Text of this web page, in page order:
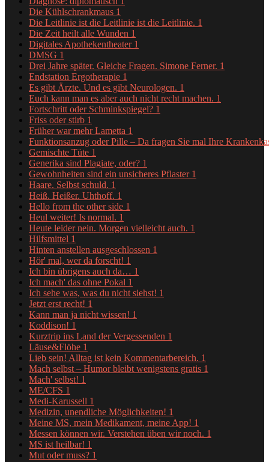
Die Kühlschrankmaus 1
Die Leitlinie ist die Leitlinie ist die Leitlinie. 1
Die Zeit heilt alle Wunden 1
Digitales Apothekentheater 1
DMSG 1
Drei Jahre später. Gleiche Fragen. Simone Ferner. 1
Endstation Ergotherapie 1
Es gibt Ärzte. Und es gibt Neurologen. 1
Euch kann man es aber auch nicht recht machen. 1
Fortschritt oder Schminkspiegel? 1
Friss oder stirb 1
Früher war mehr Lametta 1
Funktionsanzug oder Pille – Da fragen Sie mal Ihre
Gemischte Tüte 1
Generika sind Plagiate, oder? 1
Gewohnheiten sind ein unsicheres Pflaster 1
Haare. Selbst schuld. 1
Heiß. Heißer. Uhthoff. 1
Hello from the other side 1
Heul weiter! Is normal. 1
Heute leider nein. Morgen vielleicht auch. 1
Hilfsmittel 1
Hinten anstellen ausgeschlossen 1
Hör' mal, wer da forscht! 1
Ich bin übrigens auch da… 1
Ich mach' das ohne Pokal 1
Ich sehe was, was du nicht siehst! 1
Jetzt erst recht! 1
Kann man ja nicht wissen! 1
Koddison! 1
Kurztrip ins Land der Vergessenden 1
Läuse&Flöhe 1
Lieb sein! Alltag ist kein Kommentarbereich. 1
Mach selbst – Humor bleibt wenigstens gratis 1
Mach' selbst! 1
ME/CFS 1
Medi-Karussell 1
Medizin, unendliche Möglichkeiten! 1
Meine MS, mein Medikament, meine App! 1
Messen können wir. Verstehen üben wir noch. 1
MS ist heilbar! 1
Mut oder muss? 1